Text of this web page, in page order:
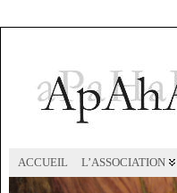
ACCUEIL L’ASSOCIATION